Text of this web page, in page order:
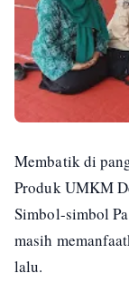
Membatik di
Produk UMKM
Simbol-simbol
masih
lalu.